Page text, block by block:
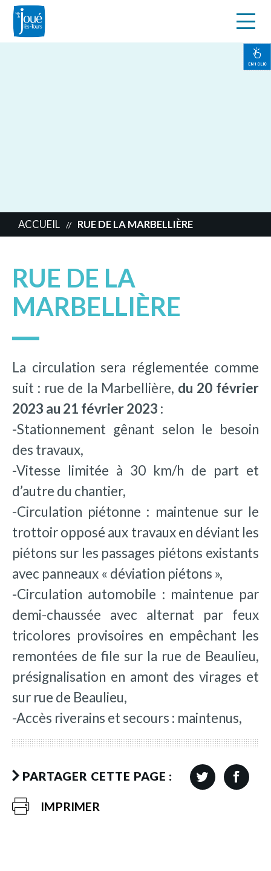
EN 1 CLIC
ACCUEIL // RUE DE LA MARBELLIÈRE
RUE DE LA
MARBELLIÈRE
La circulation sera réglementée comme
suit : rue de la Marbellière, du 20 février
2023 au 21 février 2023 :
-Stationnement gênant selon le besoin
des travaux,
-Vitesse limitée à 30 km/h de part et
d’autre du chantier,
-Circulation piétonne : maintenue sur le
trottoir opposé aux travaux en déviant les
piétons sur les passages piétons existants
avec panneaux « déviation piétons »,
-Circulation automobile : maintenue par
demi-chaussée avec alternat par feux
tricolores provisoires en empêchant les
remontées de file sur la rue de Beaulieu,
présignalisation en amont des virages et
sur rue de Beaulieu,
-Accès riverains et secours : maintenus,
PARTAGER CETTE PAGE :
IMPRIMER